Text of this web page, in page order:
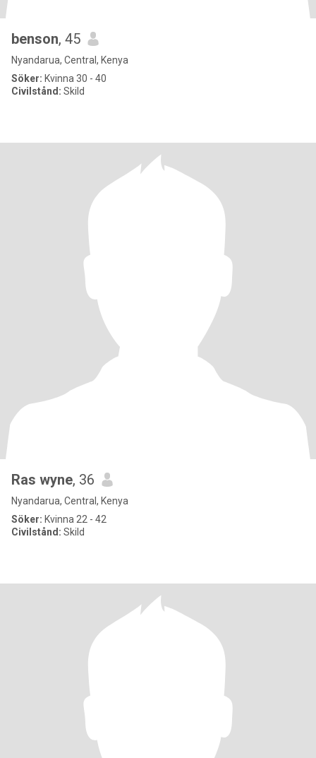
benson, 45
Nyandarua, Central, Kenya
Söker: Kvinna 30 - 40
Civilstånd: Skild
Ras wyne, 36
Nyandarua, Central, Kenya
Söker: Kvinna 22 - 42
Civilstånd: Skild